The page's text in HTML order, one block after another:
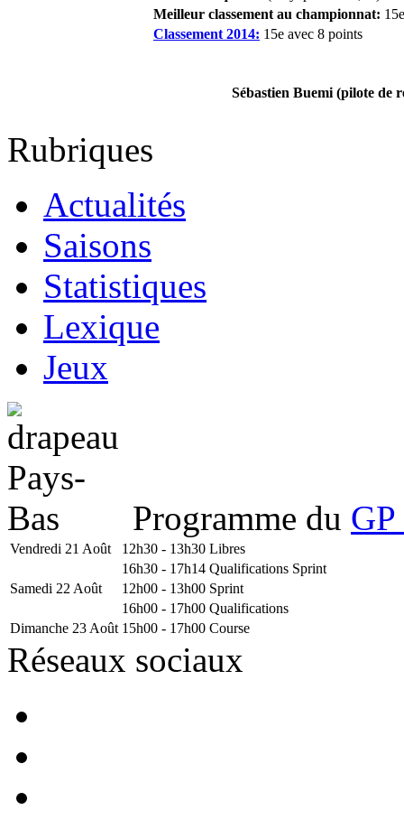
Meilleur classement au championnat:
Classement 2014: 15e avec 8 points
Sébastien Buemi (pilote de
Rubriques
Actualités
Saisons
Statistiques
Lexique
Jeux
Programme du
Vendredi 21 Août 12h30 - 13h30 Libres
16h30 - 17h14 Qualifications Sprint
Samedi 22 Août
12h00 - 13h00 Sprint
16h00 - 17h00 Qualifications
Dimanche 23 Août 15h00 - 17h00 Course
Réseaux sociaux